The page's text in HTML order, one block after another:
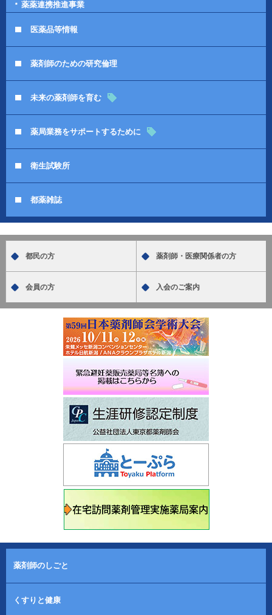
薬薬連携推進事業
医薬品等情報
薬剤師のための研究倫理
未来の薬剤師を育む
薬局業務をサポートするために
衛生試験所
都薬雑誌
都民の方 薬剤師・医療関係者の方
会員の方 入会のご案内
薬剤師のしごと
くすりと健康